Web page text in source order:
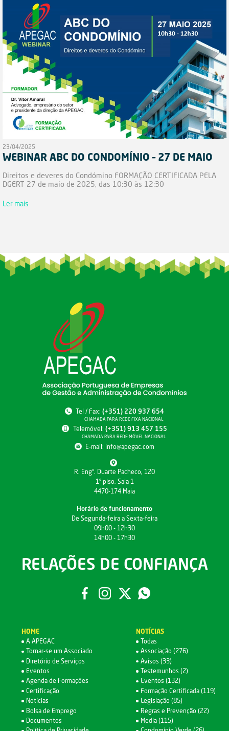
23/04/2025
WEBINAR ABC DO CONDOMÍNIO – 27 DE MAIO
Direitos e deveres do Condómino FORMAÇÃO CERTIFICADA PELA
DGERT 27 de maio de 2025, das 10:30 às 12:30
Ler mais
Tel / Fax:(+351) 220 937 654
CHAMADA PARA REDE FIXA NACIONAL
Telemóvel: (+351) 913 457 155
CHAMADA PARA REDE MÓVEL NACIONAL
E-mail: info@apegac.com
R. Engº. Duarte Pacheco, 120
1º piso, Sala 1
4470-174 Maia
Horário de funcionamento
De Segunda-feira a Sexta-feira
09h00 - 12h30
14h00 - 17h30
RELAÇÕES DE CONFIANÇA
HOME
A APEGAC
Tornar-se um Associado
Diretório de Serviços
Eventos
Agenda de Formações
Certificação
Notícias
Bolsa de Emprego
Documentos
NOTÍCIAS
Todas
Associação (276)
Avisos (33)
Testemunhos (2)
Eventos (132)
Formação Certificada (119)
Legislação (85)
Regras e Prevenção (22)
Media (115)